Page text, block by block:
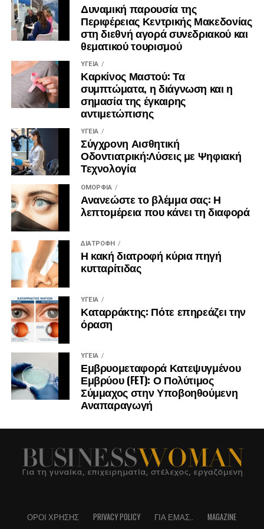
Τσέχοι επισκέπτες έχουν τη δυνατότητα να γνωρίσουν
μοναδικές παραλίες, σημαντικά
ιστορικά μνημεία, περιοχές υψηλού φυσικού κάλλους και
την αυθεντική μακεδονική
γαστρονομία.
Δυναμική παρουσία της
Περιφέρειας Κεντρικής Μακεδονίας
στη διεθνή αγορά συνεδριακού και
θεματικού τουρισμού
ΥΓΕΊΑ
Καρκίνος Μαστού: Τα
συμπτώματα, η διάγνωση και η
σημασία της έγκαιρης
αντιμετώπισης
ΥΓΕΊΑ
Σύγχρονη Αισθητική
Οδοντιατρική:Λύσεις με Ψηφιακή
Τεχνολογία
ΟΜΟΡΦΙΆ
Ανανεώστε το βλέμμα σας: Η
λεπτομέρεια που κάνει τη διαφορά
ΔΙΑΤΡΟΦΉ
Η κακή διατροφή κύρια πηγή
κυτταρίτιδας
ΥΓΕΊΑ
Καταρράκτης: Πότε επηρεάζει την
όραση
ΥΓΕΊΑ
Εμβρυομεταφορά Κατεψυγμένου
Εμβρύου (FET): Ο Πολύτιμος
Σύμμαχος στην Υποβοηθούμενη
Αναπαραγωγή
ΌΡΟΙ ΧΡΉΣΗΣ PRIVACY POLICY ΓΙΑ ΕΜΆΣ..
MAGAZINE